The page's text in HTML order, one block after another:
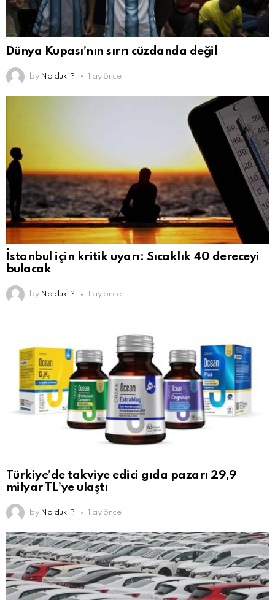
Dünya Kupası’nın sırrı cüzdanda değil
by Nolduki ? 1 ay önce
İstanbul için kritik uyarı: Sıcaklık 40 dereceyi
bulacak
by Nolduki ? 1 ay önce
Türkiye’de takviye edici gıda pazarı 29,9
milyar TL’ye ulaştı
by Nolduki ? 1 ay önce